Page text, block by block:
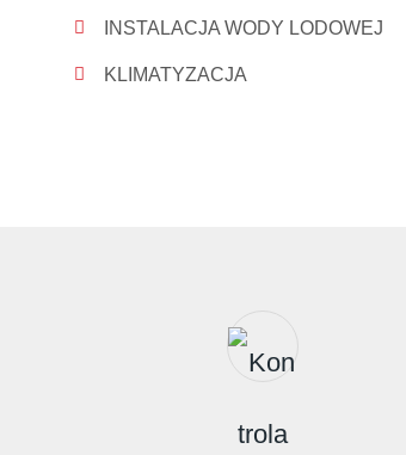
INSTALACJA WODY LODOWEJ
KLIMATYZACJA